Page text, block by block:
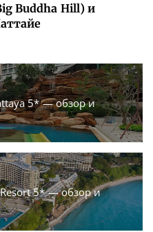
Buddha Hill) и
5* — обзор и
5* — обзор и